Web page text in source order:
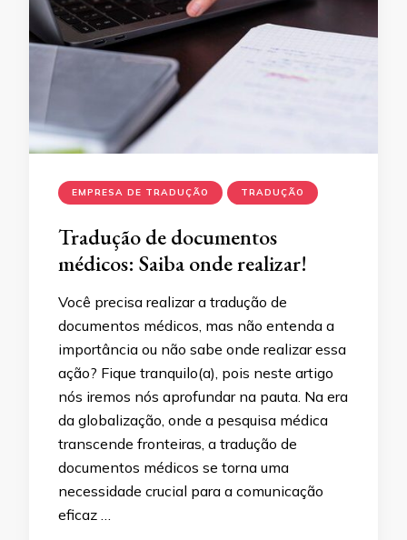
EMPRESA DE TRADUÇÃO TRADUÇÃO
Tradução de documentos
médicos: Saiba onde realizar!
Você precisa realizar a tradução de
documentos médicos, mas não entenda a
importância ou não sabe onde realizar essa
ação? Fique tranquilo(a), pois neste artigo
nós iremos nós aprofundar na pauta. Na era
da globalização, onde a pesquisa médica
transcende fronteiras, a tradução de
documentos médicos se torna uma
necessidade crucial para a comunicação
eficaz …